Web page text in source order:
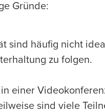
Gründe:
sind häufig nicht
zu folgen.
einer
sind viele